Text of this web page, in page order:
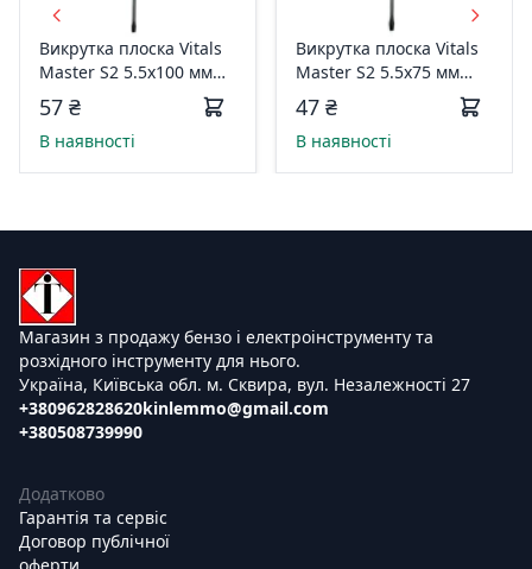
Викрутка плоска Vitals
Master S2 5.5х100 мм
179518
57 ₴
В наявності
Викрутка плоска Vitals
Master S2 5.5х75 мм
179517
47 ₴
В наявності
Магазин з продажу бензо і електроінструменту та
розхідного інструменту для нього.
Україна, Київська обл. м. Сквира, вул. Незалежності 27
+380962828620
+380508739990
kinlemmo@gmail.com
Додатково
Гарантія та сервіс
Договор публічної